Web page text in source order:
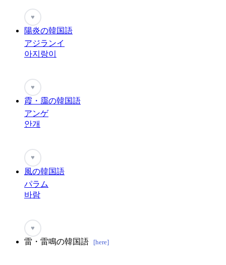
♥
陽炎の韓国語
アジランイ
아지랑이
♥
霞・靄の韓国語
アンゲ
안개
♥
風の韓国語
パラム
바람
♥
雷・雷鳴の韓国語 [here]